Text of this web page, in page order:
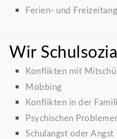
Ferien- und
Wir
Konflikten mit
Mobbing
Konflikten in der
Psychischen
Schulangst oder